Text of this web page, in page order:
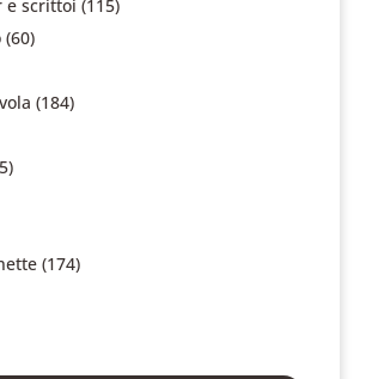
e scrittoi (115)
(60)
(184)
(174)